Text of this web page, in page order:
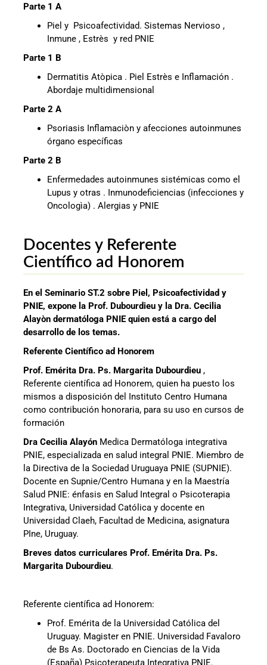
Parte 1 A
Piel y Psicoafectividad. Sistemas Nervioso ,
Inmune , Estrès y red PNIE
Parte 1 B
Dermatitis Atòpica . Piel Estrès e Inflamación .
Abordaje multidimensional
Parte 2 A
Psoriasis Inflamaciòn y afecciones autoinmunes
órgano específicas
Parte 2 B
Enfermedades autoinmunes sistémicas como el
Lupus y otras . Inmunodeficiencias (infecciones y
Oncologìa) . Alergias y PNIE
Docentes y Referente
Científico ad Honorem
En el Seminario ST.2 sobre Piel, Psicoafectividad y
PNIE, expone la Prof. Dubourdieu y la Dra. Cecilia
Alayòn dermatóloga PNIE quien está a cargo del
desarrollo de los temas.
Referente Científico ad Honorem
Prof. Emérita Dra. Ps. Margarita Dubourdieu ,
Referente científica ad Honorem, quien ha puesto los
mismos a disposición del Instituto Centro Humana
como contribución honoraria, para su uso en cursos de
formación
Dra Cecilia Alayón Medica Dermatóloga integrativa
PNIE, especializada en salud integral PNIE. Miembro de
la Directiva de la Sociedad Uruguaya PNIE (SUPNIE).
Docente en Supnie/Centro Humana y en la Maestría
Salud PNIE: énfasis en Salud Integral o Psicoterapia
Integrativa, Universidad Católica y docente en
Universidad Claeh, Facultad de Medicina, asignatura
PIne, Uruguay.
Breves datos curriculares Prof. Emérita Dra. Ps.
Margarita Dubourdieu.
Referente científica ad Honorem:
Prof. Emérita de la Universidad Católica del
Uruguay. Magister en PNIE. Universidad Favaloro
de Bs As. Doctorado en Ciencias de la Vida
(España) Psicoterapeuta Integrativa PNIE.